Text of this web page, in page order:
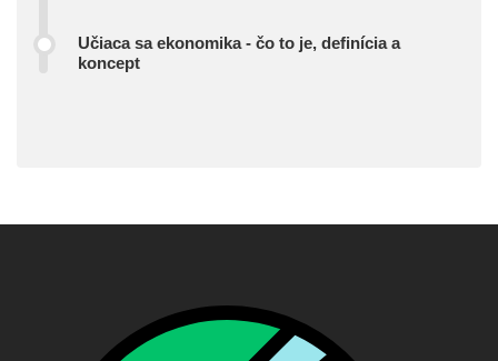
Učiaca sa ekonomika - čo to je, definícia a
koncept